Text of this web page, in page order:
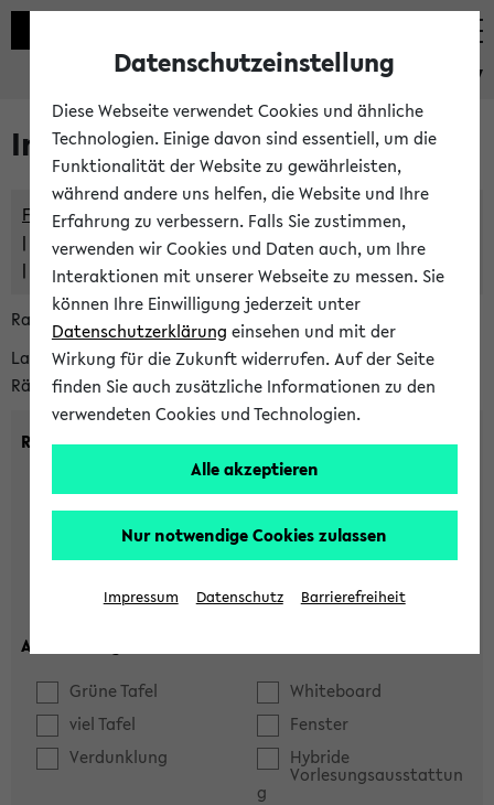
eKVV
Im eKVV verwaltete Räume
Freie Räume und Veranstaltungsüberschneidungen
Raumüberschneidungen
Hinweise der zentralen Raumvergabe
Raumanfragen:
raumvergabe@uni-bielefeld.de
Lassen Sie sich alle Räume anzeigen oder suchen Sie nach
Räumen mit bestimmten Eigenschaften:
Raumkriterien:
max. Plätze:
Ausstattung:
Grüne Tafel
Whiteboard
viel Tafel
Fenster
Verdunklung
Hybride
Vorlesungsausstattun
g
Datenschutzeinstellung
Diese Webseite verwendet Cookies und ähnliche
Technologien. Einige davon sind essentiell, um die
Funktionalität der Website zu gewährleisten,
während andere uns helfen, die Website und Ihre
Erfahrung zu verbessern. Falls Sie zustimmen,
verwenden wir Cookies und Daten auch, um Ihre
Interaktionen mit unserer Webseite zu messen. Sie
können Ihre Einwilligung jederzeit unter
Datenschutzerklärung einsehen und mit der
Wirkung für die Zukunft widerrufen. Auf der Seite
finden Sie auch zusätzliche Informationen zu den
verwendeten Cookies und Technologien.
Alle akzeptieren
Nur notwendige Cookies zulassen
Impressum Datenschutz Barrierefreiheit